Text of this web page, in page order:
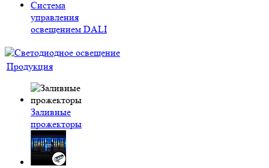
Система
управления
освещением DALI
Продукция
Заливные
прожекторы